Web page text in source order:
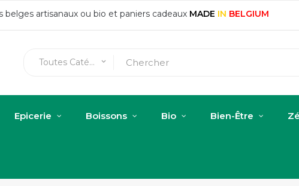
belges artisanaux ou bio et paniers cadeaux MADE IN BELGIUM
Toutes Catégories keyboard_arrow_down
Epicerie Boissons Bio Bien-Être